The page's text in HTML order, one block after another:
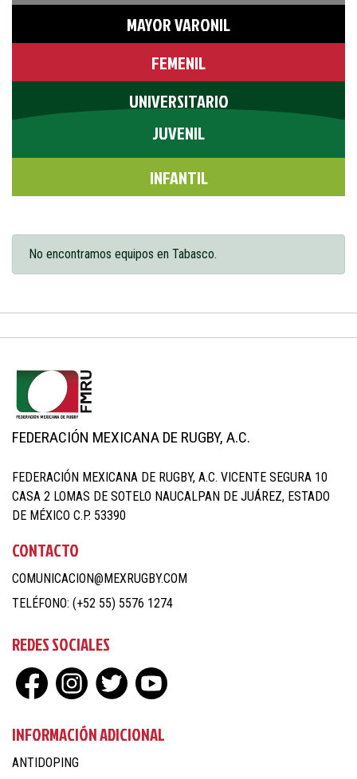
MAYOR VARONIL
FEMENIL
UNIVERSITARIO
JUVENIL
INFANTIL
No encontramos equipos en Tabasco.
INFORMACIÓN ADICIONAL
ANTIDOPING
CONTACTO
COMUNICACION@MEXRUGBY.COM
TELÉFONO: (+52 55) 5576 1274
REDES SOCIALES
FEDERACIÓN MEXICANA DE RUGBY, A.C.
FEDERACIÓN MEXICANA DE RUGBY, A.C. VICENTE SEGURA 10
CASA 2 LOMAS DE SOTELO NAUCALPAN DE JUÁREZ, ESTADO
DE MÉXICO C.P. 53390